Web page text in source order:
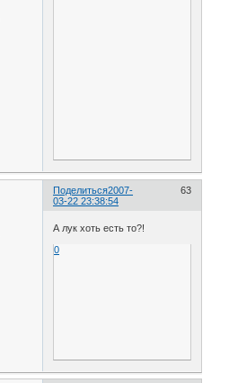
Поделиться 63
2007-
03-22 23:38:54
А лук хоть есть то?!
0